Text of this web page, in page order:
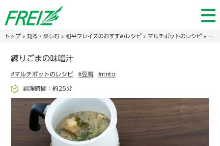
トップ» 知る・楽しむ» 和平フレイズのおすすめレシピ» マルチポットのレシピ» 練りごまの味噌汁
練りごまの味噌汁
#マルチポットのレシピ #豆腐 #rinto
調理時間：約25分